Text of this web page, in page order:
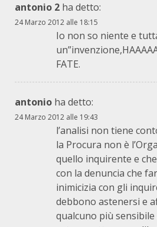
antonio 2 ha detto:
24 Marzo 2012 alle 18:15
Io non so niente e
FATE.
antonio ha detto:
24 Marzo 2012 alle 19:43
l’analisi non tiene
la Procura non è
quello inquirente e
con la denuncia che
inimicizia con gli
debbono astenersi e
qualcuno più